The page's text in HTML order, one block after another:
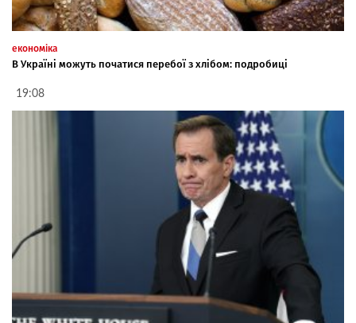
економіка
В Україні можуть початися перебої з хлібом: подробиці
19:08